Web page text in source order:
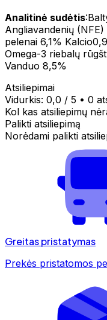
Analitinė sudėtis
Angliavandenių
pelenai 6,1%
Omega-3 riebalų
Vanduo 8,5%
Atsiliepimai
Vidurkis: 0,0 / 5 • 0
Kol kas atsiliepimų
Palikti atsiliepimą
Norėdami palikti
Greitas pristatymas
Prekės pristatomos